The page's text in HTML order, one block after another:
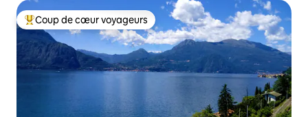
Coups de cœur voyageurs les plus appréciés
Coup de cœur voyageurs